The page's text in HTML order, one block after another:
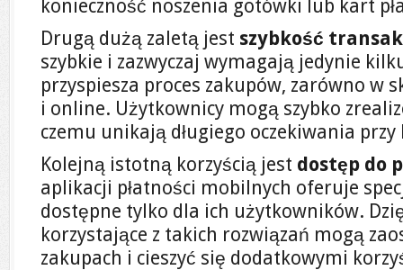
konieczność noszenia gotówki lub kart
Drugą dużą zaletą jest szybkość
szybkie i zazwyczaj wymagają jedynie
przyspiesza proces zakupów, zarówno w
i online. Użytkownicy mogą szybko
czemu unikają długiego oczekiwania przy
Kolejną istotną korzyścią jest dostęp do
aplikacji płatności mobilnych oferuje
dostępne tylko dla ich użytkowników.
korzystające z takich rozwiązań mogą
zakupach i cieszyć się dodatkowymi